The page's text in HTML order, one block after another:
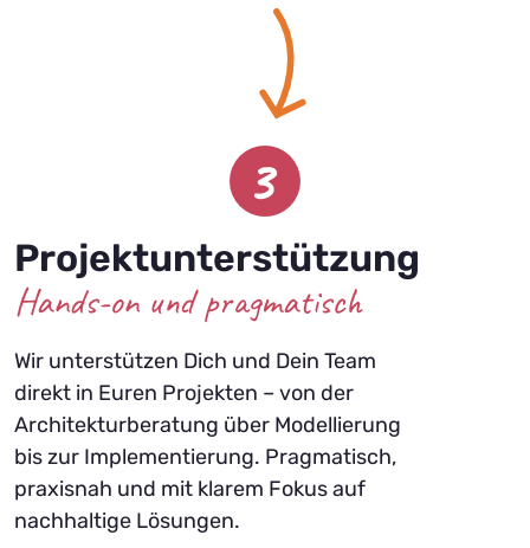
3
Projektunterstützung
Hands-on und pragmatisch
Wir unterstützen Dich und Dein Team
direkt in Euren Projekten – von der
Architekturberatung über Modellierung
bis zur Implementierung. Pragmatisch,
praxisnah und mit klarem Fokus auf
nachhaltige Lösungen.